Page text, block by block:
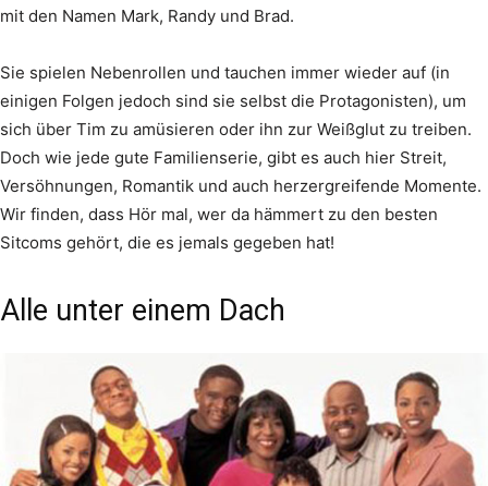
mit den Namen Mark, Randy und Brad.
Sie spielen Nebenrollen und tauchen immer wieder auf (in
einigen Folgen jedoch sind sie selbst die Protagonisten), um
sich über Tim zu amüsieren oder ihn zur Weißglut zu treiben.
Doch wie jede gute Familienserie, gibt es auch hier Streit,
Versöhnungen, Romantik und auch herzergreifende Momente.
Wir finden, dass Hör mal, wer da hämmert zu den besten
Sitcoms gehört, die es jemals gegeben hat!
Alle unter einem Dach